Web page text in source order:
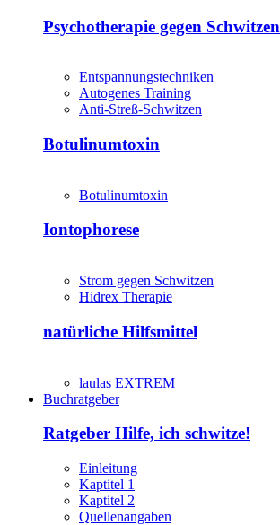
Psychotherapie gegen Schwitzen
Entspannungstechniken
Autogenes Training
Anti-Streß-Schwitzen
Botulinumtoxin
Botulinumtoxin
Iontophorese
Strom gegen Schwitzen
Hidrex Therapie
natürliche Hilfsmittel
laulas EXTREM
Buchratgeber
Ratgeber Hilfe, ich schwitze!
Einleitung
Kaptitel 1
Kaptitel 2
Quellenangaben